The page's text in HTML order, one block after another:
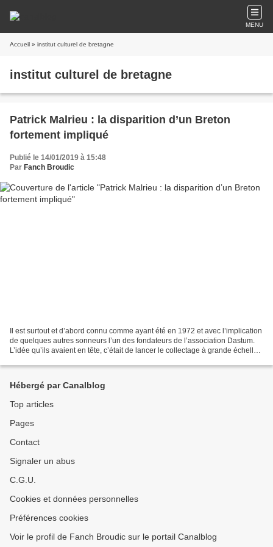
MENU
Accueil » institut culturel de bretagne
institut culturel de bretagne
Patrick Malrieu : la disparition d’un Breton
fortement impliqué
Publié le 14/01/2019 à 15:48
Par Fanch Broudic
Il est surtout et d’abord connu comme ayant été en 1972 et avec l’implication
de quelques autres sonneurs l’un des fondateurs de l’association Dastum.
L’idée qu’ils avaient en tête, c’était de lancer le collectage à grande échelle
Hébergé par Canalblog
Top articles
Pages
Contact
Signaler un abus
C.G.U.
Cookies et données personnelles
Préférences cookies
Voir le profil de Fanch Broudic sur le portail Canalblog